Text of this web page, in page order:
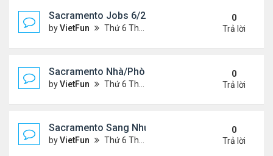
Sacramento Jobs 6/25/21- 7/2/21
byVietFun Thứ 6 Tháng 6 25, 2021 2:02 pm
0
Trả lời
Sacramento Nhà/Phòng: 6/25/21- 7/2/21
byVietFun Thứ 6 Tháng 6 25, 2021 2:01 pm
0
Trả lời
Sacramento Sang Nhượng 6/25/21- 7/2/21
byVietFun Thứ 6 Tháng 6 25, 2021 1:54 pm
0
Trả lời